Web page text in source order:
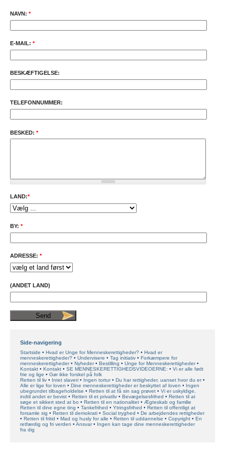
NAVN: *
E-MAIL: *
BESKÆFTIGELSE:
TELEFONNUMMER:
BESKED: *
LAND:*
BY: *
ADRESSE: *
(ANDET LAND)
Side-navigering
Startside Hvad er Unge for Menneskerettigheder?
Hvad er
menneskerettigheder?
Undervisere Tag initiativ
Forkæmpere for
menneskerettigheder
Nyheder Bestilling
Unge for Menneskerettigheder
Kontakt
Kontakt SE MENNESKERETTIGHEDSVIDEOERNE:
Vi er alle født
frie og lige
Gør ikke forskel på folk
Retten til liv
Intet slaveri Ingen tortur
Du har rettigheder, uanset hvor du er
Alle er lige for loven
Dine menneskerettigheder er beskyttet af loven
Ingen
ubegrundet tilbageholdelse
Retten til at få sin sag prøvet
Vi er uskyldige,
indtil andet er bevist
Retten til et privatliv Bevægelsesfrihed
Retten til at
søge et sikkert sted at bo
Retten til en nationalitet
Ægteskab og familie
Retten til dine egne ting
Tankefrihed Ytringsfrihed
Retten til offentligt at
forsamle sig
Retten til demokrati Social tryghed
De arbejdendes rettigheder
Retten til fritid
Mad og husly for alle Retten til uddannelse Copyright
En
retfærdig og fri verden
Ansvar
Ingen kan tage dine menneskerettigheder
fra dig